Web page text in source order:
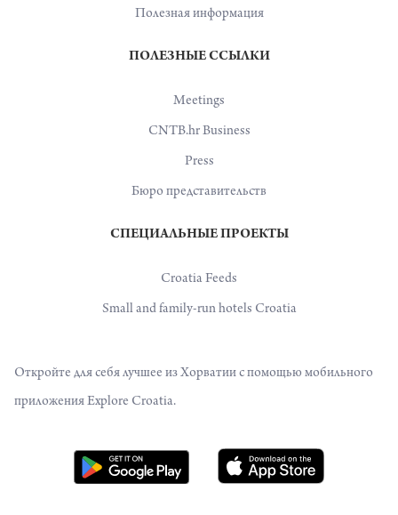
Полезная информация
ПОЛЕЗНЫЕ ССЫЛКИ
Meetings
CNTB.hr Business
Press
Бюро представительств
СПЕЦИАЛЬНЫЕ ПРОЕКТЫ
Croatia Feeds
Small and family-run hotels Croatia
Откройте для себя лучшее из Хорватии с помощью мобильного
приложения Explore Croatia.